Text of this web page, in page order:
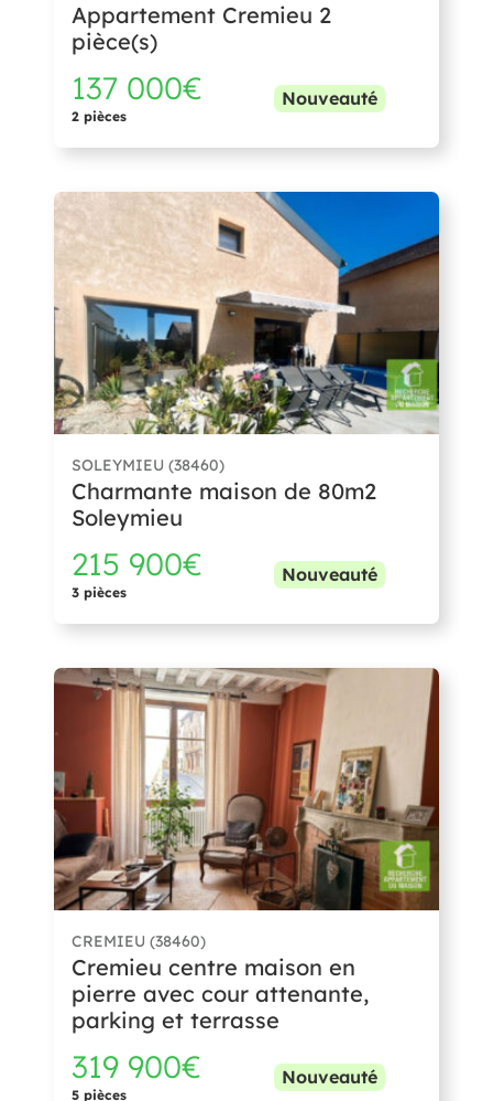
Appartement Cremieu 2
pièce(s)
137 000€
2 pièces
Nouveauté
SOLEYMIEU (38460)
Charmante maison de 80m2
Soleymieu
215 900€
3 pièces
Nouveauté
CREMIEU (38460)
Cremieu centre maison en
pierre avec cour attenante,
parking et terrasse
319 900€
5 pièces
Nouveauté